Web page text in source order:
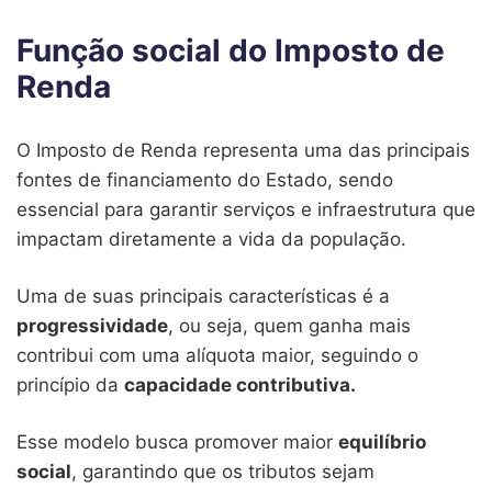
Função social do Imposto de
Renda
O Imposto de Renda representa uma das principais
fontes de financiamento do Estado, sendo
essencial para garantir serviços e infraestrutura que
impactam diretamente a vida da população.
Uma de suas principais características é a
progressividade, ou seja, quem ganha mais
contribui com uma alíquota maior, seguindo o
princípio da capacidade contributiva.
Esse modelo busca promover maior equilíbrio
social, garantindo que os tributos sejam